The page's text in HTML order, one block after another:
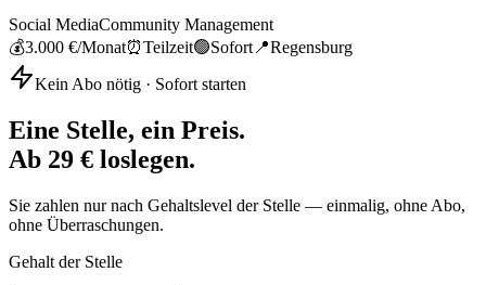
Social MediaCommunity Management
💰3.000 €/Monat⏰Teilzeit🟢Sofort 📍Regensburg
Kein Abo nötig · Sofort starten
Eine Stelle, ein Preis.
Ab 29 € loslegen.
Sie zahlen nur nach Gehaltslevel der Stelle — einmalig, ohne Abo,
ohne Überraschungen.
Gehalt der Stelle